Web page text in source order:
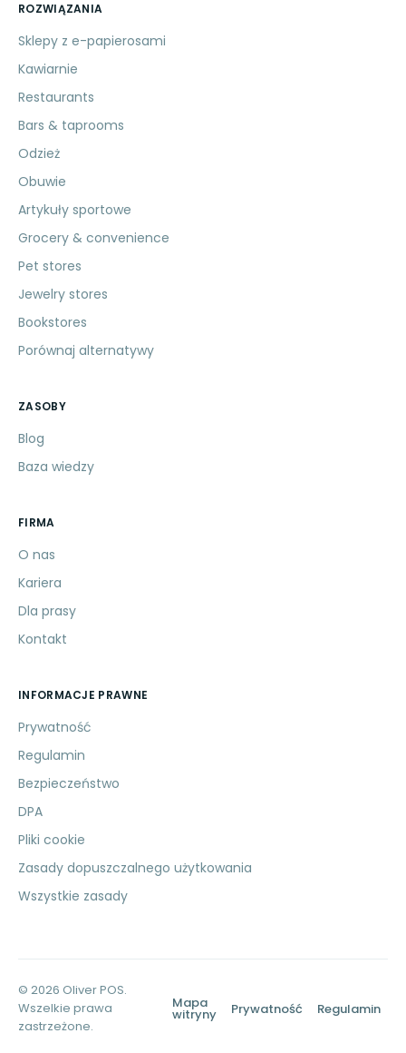
ROZWIĄZANIA
Sklepy z e-papierosami
Kawiarnie
Restaurants
Bars & taprooms
Odzież
Obuwie
Artykuły sportowe
Grocery & convenience
Pet stores
Jewelry stores
Bookstores
Porównaj alternatywy
ZASOBY
Blog
Baza wiedzy
FIRMA
O nas
Kariera
Dla prasy
Kontakt
INFORMACJE PRAWNE
Prywatność
Regulamin
Bezpieczeństwo
DPA
Pliki cookie
Zasady dopuszczalnego użytkowania
Wszystkie zasady
© 2026 Oliver POS.
Wszelkie prawa
zastrzeżone.
Mapa
witryny Prywatność Regulamin